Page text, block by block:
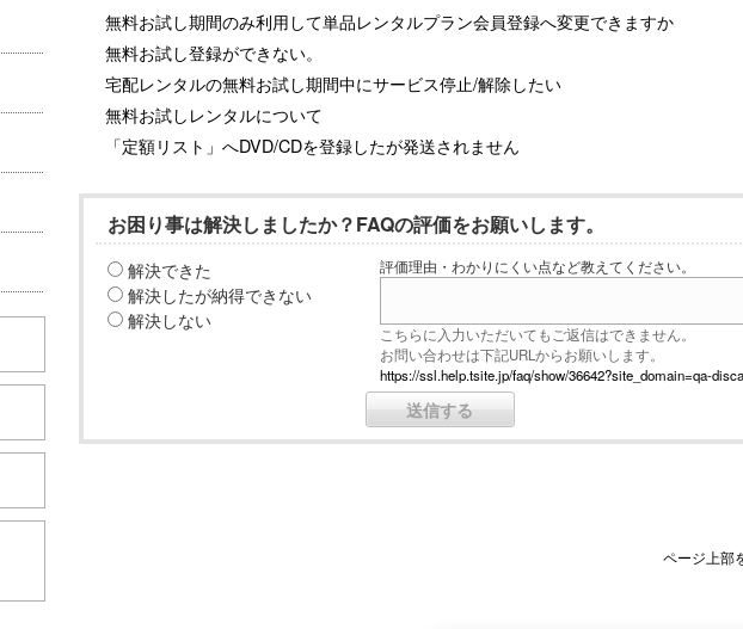
ら
無料お試し期間のみ利用して単品レンタルプラン会員登録へ変更できますか
無料お試し登録ができない。
宅配レンタルの無料お試し期間中にサービス停止/解除したい
無料お試しレンタルについて
「定額リスト」へDVD/CDを登録したが発送されません
お困り事は解決しましたか？FAQの評価をお願いします。
解決できた
解決したが納得できない
解決しない
評価理由・わかりにくい点など教えてください。
こちらに入力いただいてもご返信はできません。
お問い合わせは下記URLからお願いします。
https://ssl.help.tsite.jp/faq/show/36642?site_domain=qa-
ページ上部